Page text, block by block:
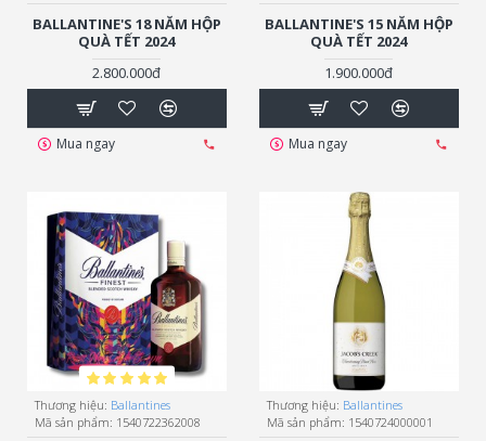
BALLANTINE'S 18 NĂM HỘP
QUÀ TẾT 2024
2.800.000đ
Mua ngay
BALLANTINE'S 15 NĂM HỘP
QUÀ TẾT 2024
1.900.000đ
Mua ngay
Thương hiệu: Ballantines
Mã sản phẩm: 1540722362008
Thương hiệu: Ballantines
Mã sản phẩm: 1540724000001